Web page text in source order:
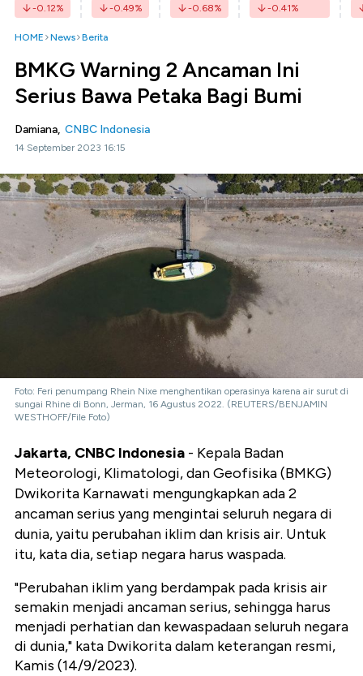
-0.12% -0.49% -0.68% -0.41%
HOME News Berita
BMKG Warning 2 Ancaman Ini
Serius Bawa Petaka Bagi Bumi
Damiana, CNBC Indonesia
14 September 2023 16:15
Foto: Feri penumpang Rhein Nixe menghentikan operasinya karena air surut di
sungai Rhine di Bonn, Jerman, 16 Agustus 2022. (REUTERS/BENJAMIN
WESTHOFF/File Foto)
Jakarta, CNBC Indonesia - Kepala Badan
Meteorologi, Klimatologi, dan Geofisika (BMKG)
Dwikorita Karnawati mengungkapkan ada 2
ancaman serius yang mengintai seluruh negara di
dunia, yaitu perubahan iklim dan krisis air. Untuk
itu, kata dia, setiap negara harus waspada.
"Perubahan iklim yang berdampak pada krisis air
semakin menjadi ancaman serius, sehingga harus
menjadi perhatian dan kewaspadaan seluruh negara
di dunia," kata Dwikorita dalam keterangan resmi,
Kamis (14/9/2023).